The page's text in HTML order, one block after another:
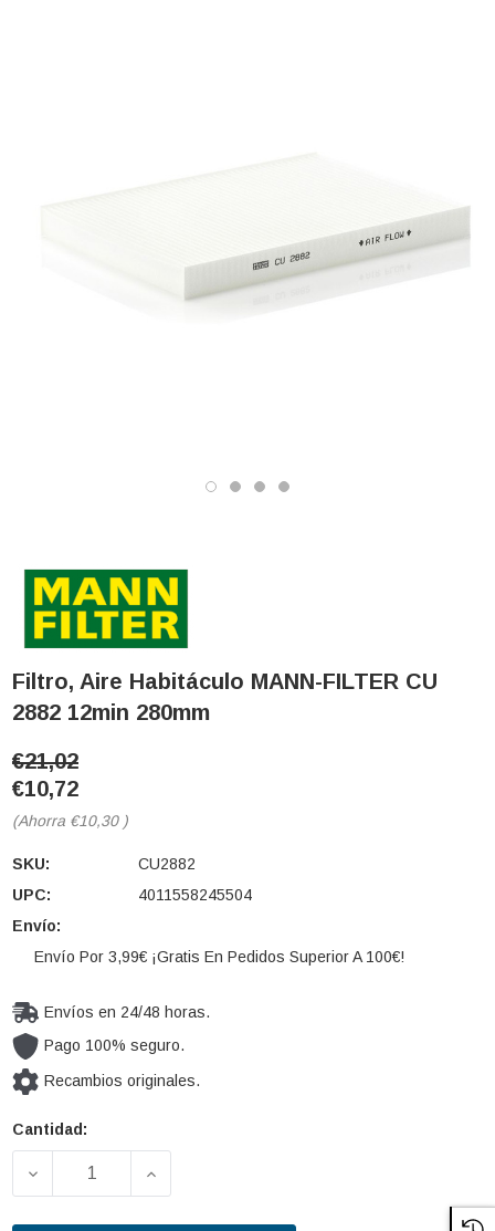
Filtro, Aire Habitáculo MANN-FILTER CU
2882 12min 280mm
€21,02
€10,72
(Ahorra €10,30 )
SKU:
CU2882
UPC:
4011558245504
Envío:
Envío Por 3,99€ ¡Gratis En Pedidos Superior A 100€!
Envíos en 24/48 horas.
Pago 100% seguro.
Recambios originales.
Cantidad
Cantidad:
DISMINUIR LA CANTIDAD DE FILTRO, AIRE
AUMENTAR LA CANTIDAD DE FILTRO,